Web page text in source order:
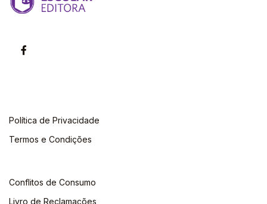
Política de Privacidade
Termos e Condições
Conflitos de Consumo
Livro de Reclamações